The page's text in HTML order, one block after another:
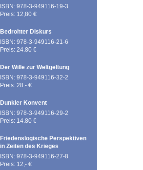
ISBN: 978-3-949116-19-3
Preis: 12,80 €
Bedrohter Diskurs
ISBN: 978-3-949116-21-6
Preis: 24.80 €
Der Wille zur Weltgeltung
ISBN: 978-3-949116-32-2
Preis: 28.- €
Dunkler Konvent
ISBN: 978-3-949116-29-2
Preis: 14.80 €
Friedenslogische Perspektiven
in Zeiten des Krieges
ISBN: 978-3-949116-27-8
Preis: 12,- €